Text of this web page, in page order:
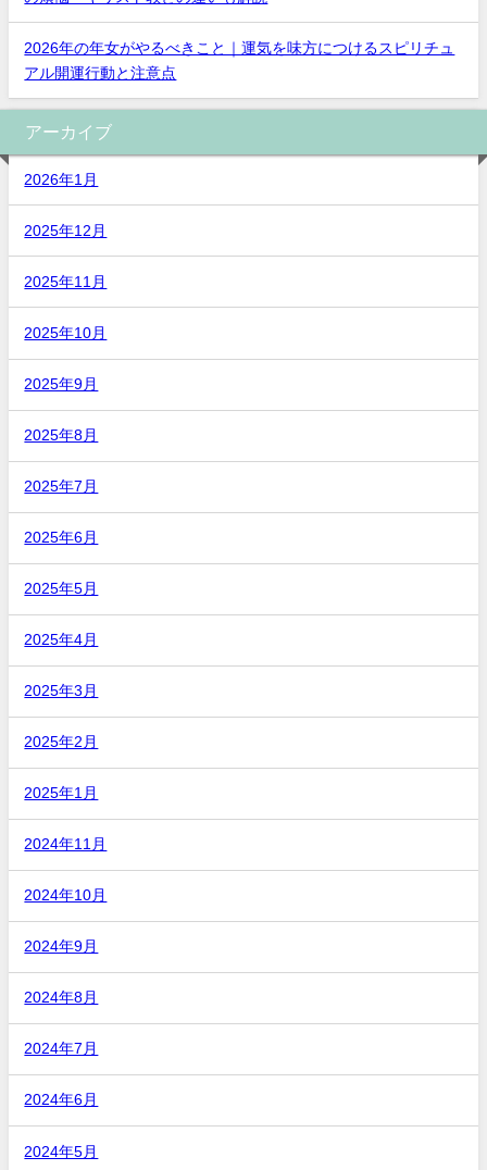
2026年の年女がやるべきこと｜運気を味方につけるスピリチュ
アル開運行動と注意点
アーカイブ
2026年1月
2025年12月
2025年11月
2025年10月
2025年9月
2025年8月
2025年7月
2025年6月
2025年5月
2025年4月
2025年3月
2025年2月
2025年1月
2024年11月
2024年10月
2024年9月
2024年8月
2024年7月
2024年6月
2024年5月